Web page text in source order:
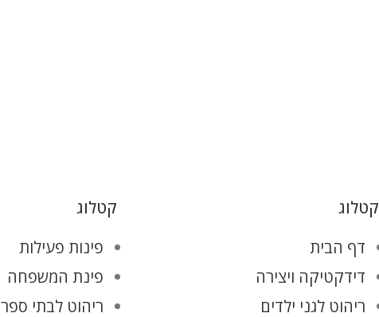
קטלוג
דף הבית
דידקטיקה ויצירה
ריהוט לגני ילדים
קטלוג
פינות פעילות
פינת המשפחה
ריהוט לבתי ספר